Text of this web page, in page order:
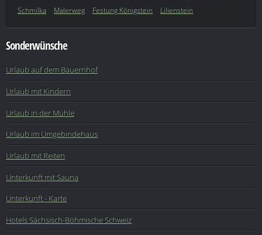
Schmilka
Malerweg Festung Königstein Lilienstein
Sonderwünsche
Urlaub auf dem Bauernhof
Urlaub mit Kindern
Urlaub in der Mühle
Urlaub im Umgebindehaus
Urlaub mit Reiten
Unterkunft mit Sauna
Unterkunft - Karte
Hotels Sächsisch-Böhmische Schweiz